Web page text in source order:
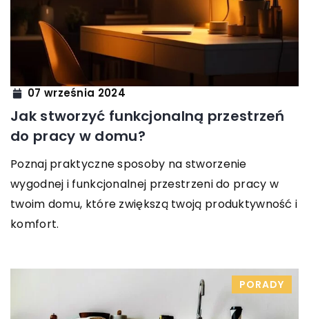
07 września 2024
Jak stworzyć funkcjonalną przestrzeń
do pracy w domu?
Poznaj praktyczne sposoby na stworzenie
wygodnej i funkcjonalnej przestrzeni do pracy w
twoim domu, które zwiększą twoją produktywność i
komfort.
PORADY